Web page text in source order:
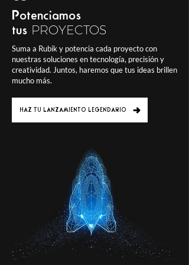
Potenciamos
tus PROYECTOS
Suma a Rubik y potencia cada proyecto con
nuestras soluciones en tecnología, precisión y
creatividad. Juntos, haremos que tus ideas brillen
mucho más.
HAZ TU LANZAMIENTO LEGENDARIO